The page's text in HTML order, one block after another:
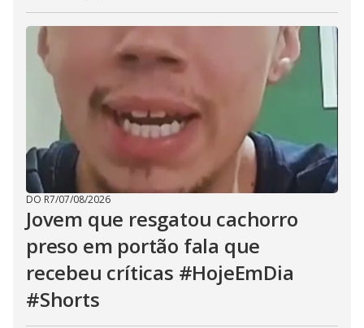
DO R7/07/08/2026
Jovem que resgatou cachorro
preso em portão fala que
recebeu críticas #HojeEmDia
#Shorts